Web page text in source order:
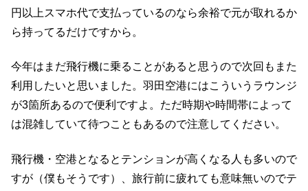
円以上スマホ代で支払っているのなら余裕で元が取れるか
ら持ってるだけですから。
今年はまだ飛行機に乗ることがあると思うので次回もまた
利用したいと思いました。羽田空港にはこういうラウンジ
が3箇所あるので便利ですよ。ただ時期や時間帯によって
は混雑していて待つこともあるので注意してください。
飛行機・空港となるとテンションが高くなる人も多いので
すが（僕もそうです）、旅行前に疲れても意味無いのでテ